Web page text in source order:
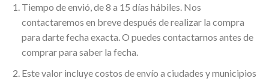
Tiempo de envió, de 8 a 15 días hábiles. Nos
contactaremos en breve después de realizar la compra
para darte fecha exacta. O puedes contactarnos antes de
comprar para saber la fecha.
Este valor incluye costos de envío a ciudades y municipios